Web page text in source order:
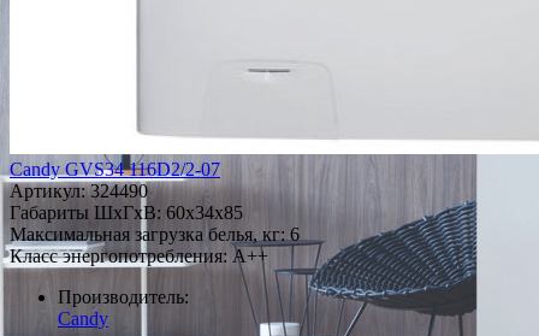
Candy GVS34 116D2/2-07
Артикул:324490
Габариты ШxГxВ: 60x34x85
Максимальная загрузка белья, кг: 6
Класс энергопотребления: A++
Производитель:
Candy